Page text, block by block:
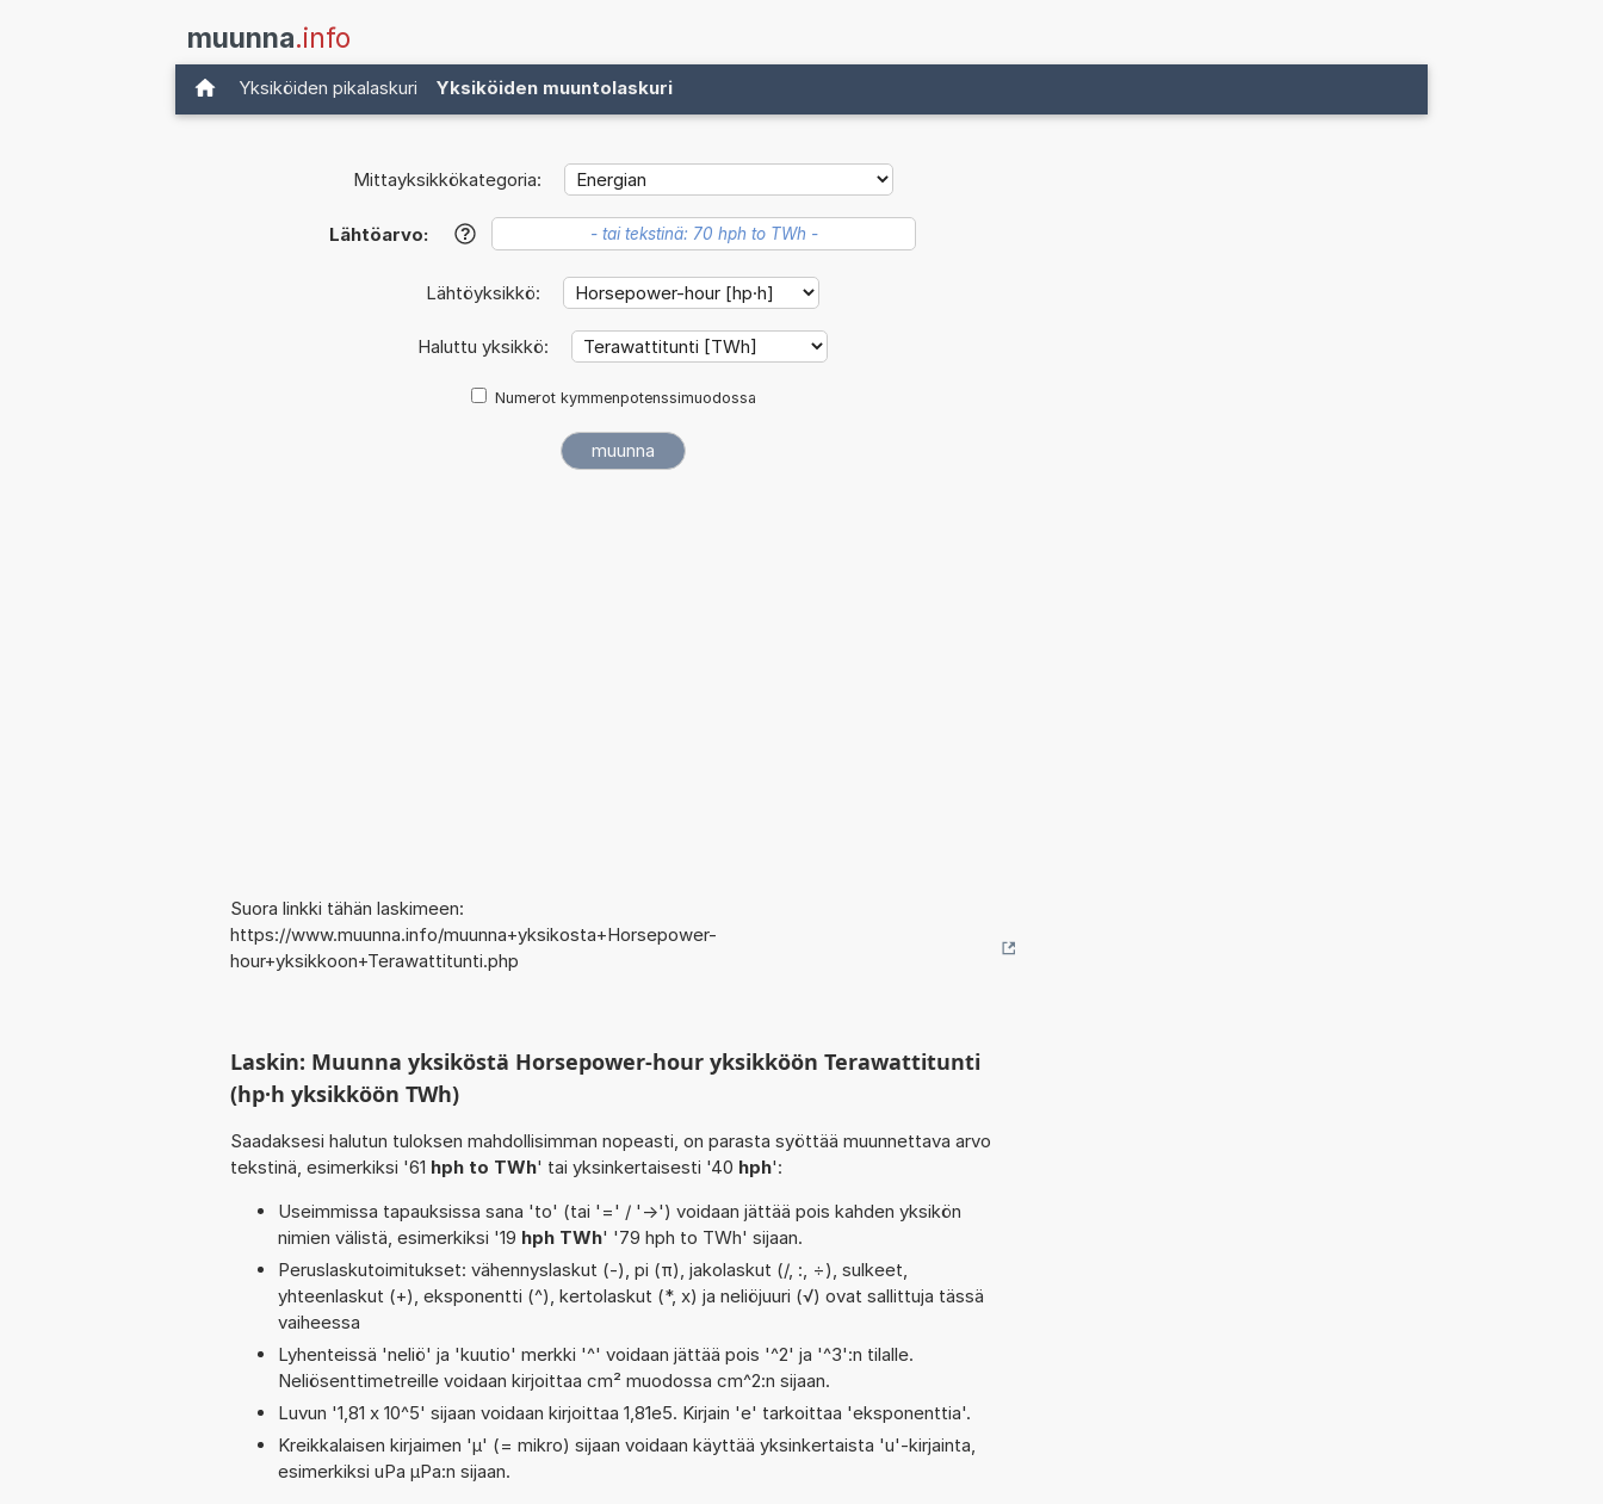
muunna.info
Yksiköiden pikalaskuri Yksiköiden muuntolaskuri
Mittayksikkökategoria:
Lähtöarvo: ?
Lähtöyksikkö:
Haluttu yksikkö:
Numerot kymmenpotenssimuodossa
Suora linkki tähän laskimeen:
https://www.muunna.info/muunna+yksikosta+Horsepower-
hour+yksikkoon+Terawattitunti.php
Laskin: Muunna yksiköstä Horsepower-hour yksikköön Terawattitunti
(hp·h yksikköön TWh)
Saadaksesi halutun tuloksen mahdollisimman nopeasti, on parasta syöttää muunnettava arvo
tekstinä, esimerkiksi '61 hph to TWh' tai yksinkertaisesti '40 hph':
Useimmissa tapauksissa sana 'to' (tai '=' / '->') voidaan jättää pois kahden yksikön
nimien välistä, esimerkiksi '19 hph TWh' '79 hph to TWh' sijaan.
Peruslaskutoimitukset: vähennyslaskut (-), pi (π), jakolaskut (/, :, ÷), sulkeet,
yhteenlaskut (+), eksponentti (^), kertolaskut (*, x) ja neliöjuuri (√) ovat sallittuja tässä
vaiheessa
Lyhenteissä 'neliö' ja 'kuutio' merkki '^' voidaan jättää pois '^2' ja '^3':n tilalle.
Neliösenttimetreille voidaan kirjoittaa cm² muodossa cm^2:n sijaan.
Luvun '1,81 x 10^5' sijaan voidaan kirjoittaa 1,81e5. Kirjain 'e' tarkoittaa 'eksponenttia'.
Kreikkalaisen kirjaimen 'µ' (= mikro) sijaan voidaan käyttää yksinkertaista 'u'-kirjainta,
esimerkiksi uPa µPa:n sijaan.